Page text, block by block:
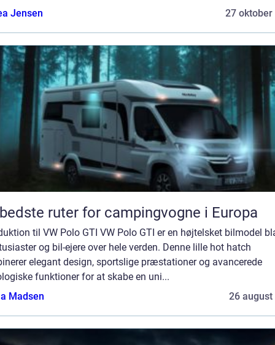
Jensen
27 oktober
ruter for campingvogne i Europa
til VW Polo GTI VW Polo GTI er en højtelsket bilmodel
og bil-ejere over hele verden. Denne lille hot hatch
elegant design, sportslige præstationer og avancerede
funktioner for at skabe en uni...
Madsen
26 august